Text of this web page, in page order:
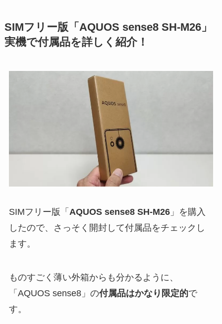
SIMフリー版「AQUOS sense8 SH-M26」
実機で付属品を詳しく紹介！
SIMフリー版「 AQUOS sense8 SH-M26」を購入
したので、さっそく開封して付属品をチェックし
ます。
ものすごく薄い外箱からも分かるように、
「AQUOS sense8」の付属品はかなり限定的で
す。